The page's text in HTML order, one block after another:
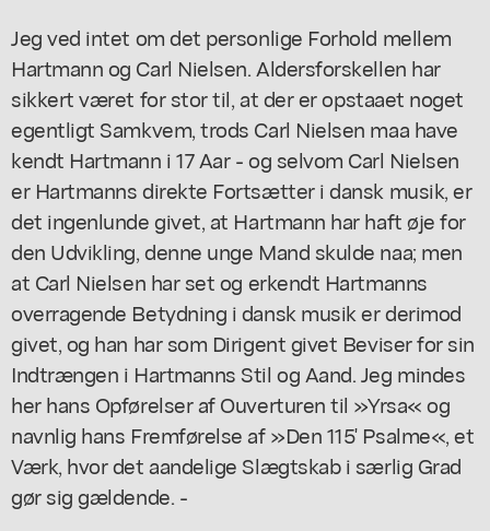
Jeg ved intet om det personlige Forhold mellem
Hartmann og Carl Nielsen. Aldersforskellen har
sikkert været for stor til, at der er opstaaet noget
egentligt Samkvem, trods Carl Nielsen maa have
kendt Hartmann i 17 Aar - og selvom Carl Nielsen
er Hartmanns direkte Fortsætter i dansk musik, er
det ingenlunde givet, at Hartmann har haft øje for
den Udvikling, denne unge Mand skulde naa; men
at Carl Nielsen har set og erkendt Hartmanns
overragende Betydning i dansk musik er derimod
givet, og han har som Dirigent givet Beviser for sin
Indtrængen i Hartmanns Stil og Aand. Jeg mindes
her hans Opførelser af Ouverturen til »Yrsa« og
navnlig hans Fremførelse af »Den 115' Psalme«, et
Værk, hvor det aandelige Slægtskab i særlig Grad
gør sig gældende. -